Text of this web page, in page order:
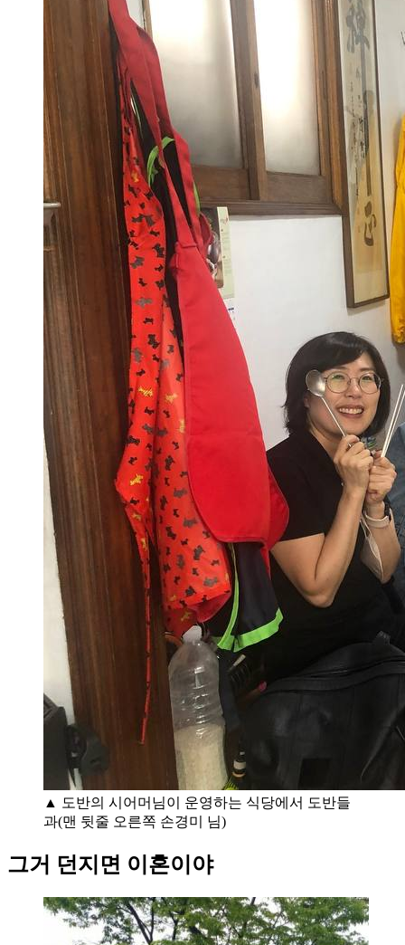
▲ 도반의 시어머님이 운영하는 식당에서 도반들
과(맨 뒷줄 오른쪽 손경미 님)
그거 던지면 이혼이야